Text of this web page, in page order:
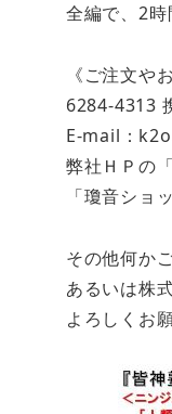
全編で、2時
《ご注文
6284-4313
E-mail：
弊社ＨＰの
「瓊音シ
その他何か
あるいは株
よろしくお